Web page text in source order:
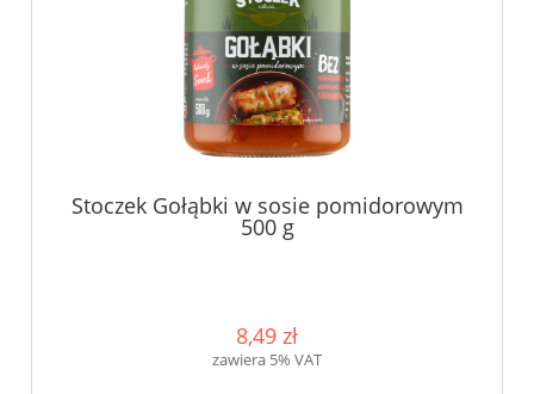
Stoczek Gołąbki w sosie pomidorowym
500 g
8,49 zł
zawiera 5% VAT